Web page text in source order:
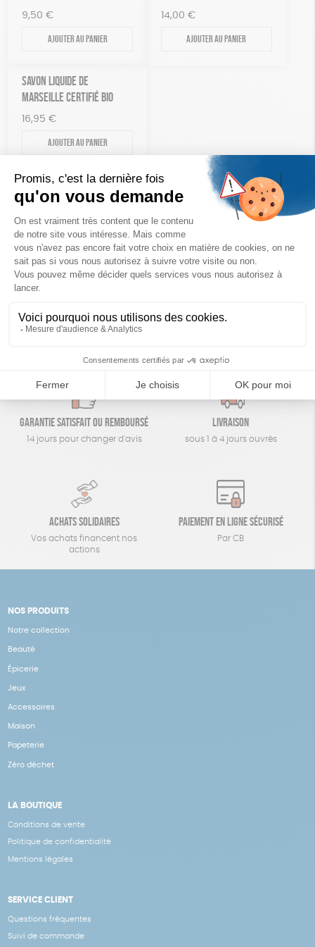
9,50 €
Ajouter au panier
14,00 €
Ajouter au panier
SAVON LIQUIDE DE
MARSEILLE CERTIFIÉ BIO
16,95 €
Ajouter au panier
Un achat éco-responsable
Garantie satisfait ou remboursé
14 jours pour changer d'avis
Livraison
sous 1 à 4 jours ouvrés
Achats solidaires
Vos achats financent nos
actions
Paiement en ligne sécurisé
Par CB
NOS PRODUITS
Notre collection
Beauté
Épicerie
Jeux
Accessoires
Maison
Papeterie
Zéro déchet
LA BOUTIQUE
Conditions de vente
Politique de confidentialité
Mentions légales
SERVICE CLIENT
Questions fréquentes
Suivi de commande